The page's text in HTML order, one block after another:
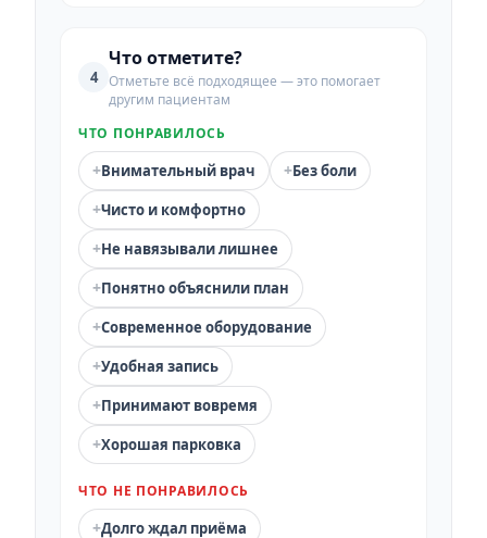
4
Что отметите?
Отметьте всё подходящее — это помогает
другим пациентам
ЧТО ПОНРАВИЛОСЬ
+Внимательный врач +Без боли
+Чисто и комфортно
+Не навязывали лишнее
+Понятно объяснили план
+Современное оборудование
+Удобная запись
+Принимают вовремя
+Хорошая парковка
ЧТО НЕ ПОНРАВИЛОСЬ
+Долго ждал приёма